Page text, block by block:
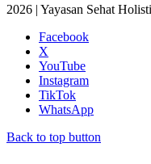
2026 | Yayasan Sehat
Facebook
X
YouTube
Instagram
TikTok
WhatsApp
Back to top button